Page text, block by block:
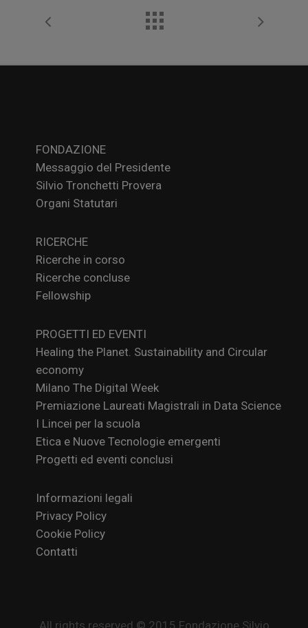
FONDAZIONE
Messaggio del Presidente
Silvio Tronchetti Provera
Organi Statutari
RICERCHE
Ricerche in corso
Ricerche concluse
Fellowship
PROGETTI ED EVENTI
Healing the Planet. Sustainability and Circular
economy
Milano The Digital Week
Premiazione Laureati Magistrali in Data Science
I Lincei per la scuola
Etica e Nuove Tecnologie emergenti
Progetti ed eventi conclusi
Informazioni legali
Privacy Policy
Cookie Policy
Contatti